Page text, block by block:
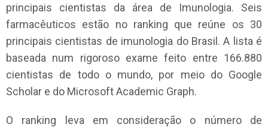
principais cientistas da área de Imunologia. Seis
farmacêuticos estão no ranking que reúne os 30
principais cientistas de imunologia do Brasil. A lista é
baseada num rigoroso exame feito entre 166.880
cientistas de todo o mundo, por meio do Google
Scholar e do Microsoft Academic Graph.
O ranking leva em consideração o número de